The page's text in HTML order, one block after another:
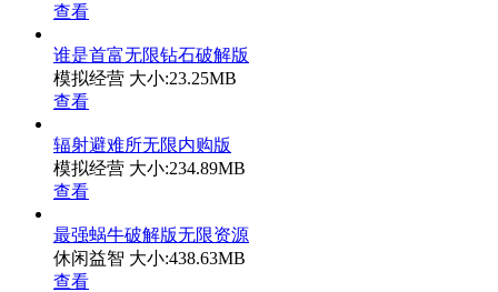
查看
谁是首富无限钻石破解版
模拟经营 大小:23.25MB
查看
辐射避难所无限内购版
模拟经营 大小:234.89MB
查看
最强蜗牛破解版无限资源
休闲益智 大小:438.63MB
查看